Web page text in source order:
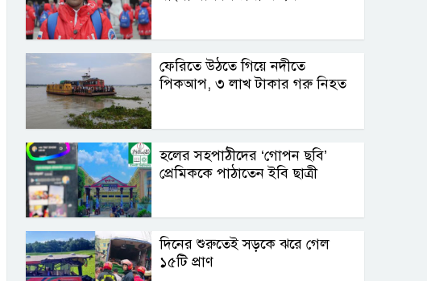
ফেরিতে উঠতে গিয়ে নদীতে
পিকআপ, ৩ লাখ টাকার গরু নিহত
হলের সহপাঠীদের ‘গোপন ছবি’
প্রেমিককে পাঠাতেন ইবি ছাত্রী
দিনের শুরুতেই সড়কে ঝরে গেল
১৫টি প্রাণ